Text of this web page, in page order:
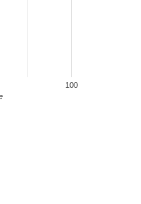
100